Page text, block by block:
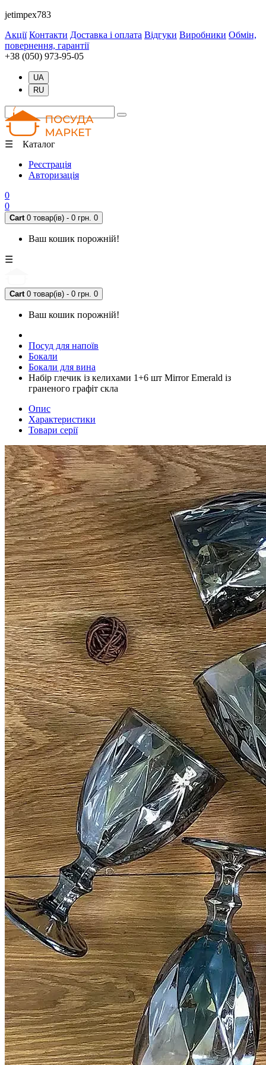
jetimpex783
Акції Контакти Доставка і оплата Відгуки Виробники Обмін,
повернення, гарантії
+38 (050) 973-95-05
UA
RU
☰ Каталог
Реєстрація
Авторизація
0
0
Cart 0 товар(ів) - 0 грн. 0
Ваш кошик порожній!
☰
Cart 0 товар(ів) - 0 грн. 0
Ваш кошик порожній!
Посуд для напоїв
Бокали
Бокали для вина
Набір глечик із келихами 1+6 шт Mirror Emerald із
граненого графіт скла
Опис
Характеристики
Товари серії